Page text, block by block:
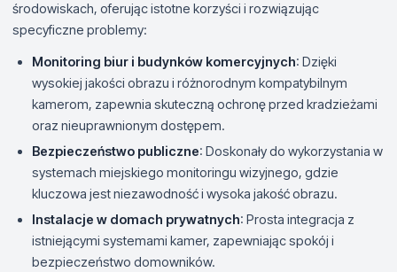
środowiskach, oferując istotne korzyści i rozwiązując
specyficzne problemy:
Monitoring biur i budynków komercyjnych: Dzięki
wysokiej jakości obrazu i różnorodnym kompatybilnym
kamerom, zapewnia skuteczną ochronę przed kradzieżami
oraz nieuprawnionym dostępem.
Bezpieczeństwo publiczne: Doskonały do wykorzystania w
systemach miejskiego monitoringu wizyjnego, gdzie
kluczowa jest niezawodność i wysoka jakość obrazu.
Instalacje w domach prywatnych: Prosta integracja z
istniejącymi systemami kamer, zapewniając spokój i
bezpieczeństwo domowników.